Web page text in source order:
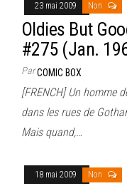
23 mai 2009 Non
Oldies But
#275 (Jan.
ParCOMIC BOX
[FRENCH] Un homme
dans les rues de
Mais quand,…
18 mai 2009 Non